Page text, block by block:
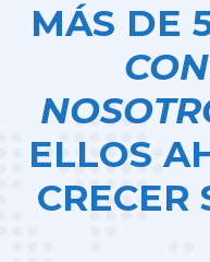
MÁS DE
ELLOS
CRECER